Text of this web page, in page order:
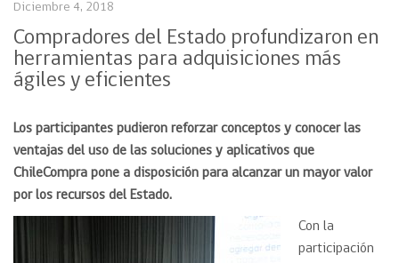
Diciembre 4, 2018
Compradores del Estado profundizaron en
herramientas para adquisiciones más
ágiles y eficientes
Los participantes pudieron reforzar conceptos y conocer las
ventajas del uso de las soluciones y aplicativos que
ChileCompra pone a disposición para alcanzar un mayor valor
por los recursos del Estado.
Con la
participación